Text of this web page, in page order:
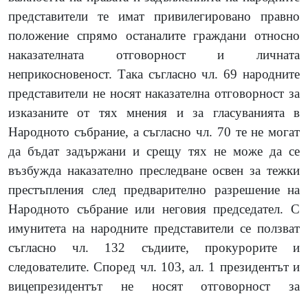
представители те имат привилегировано правно
положение спрямо останалите граждани относно
наказателната отговорност и личната
неприкосновеност. Така съгласно чл. 69 народните
представители не носят наказателна отговорност за
изказаните от тях мнения и за гласуванията в
Народното събрание, а съгласно чл. 70 те не могат
да бъдат задържани и срещу тях не може да се
възбужда наказателно преследване освен за тежки
престъпления след предварително разрешение на
Народното събрание или неговия председател. С
имунитета на народните представители се ползват
съгласно чл. 132 съдиите, прокурорите и
следователите. Според чл. 103, ал. 1 президентът и
вицепрезидентът не носят отговорност за